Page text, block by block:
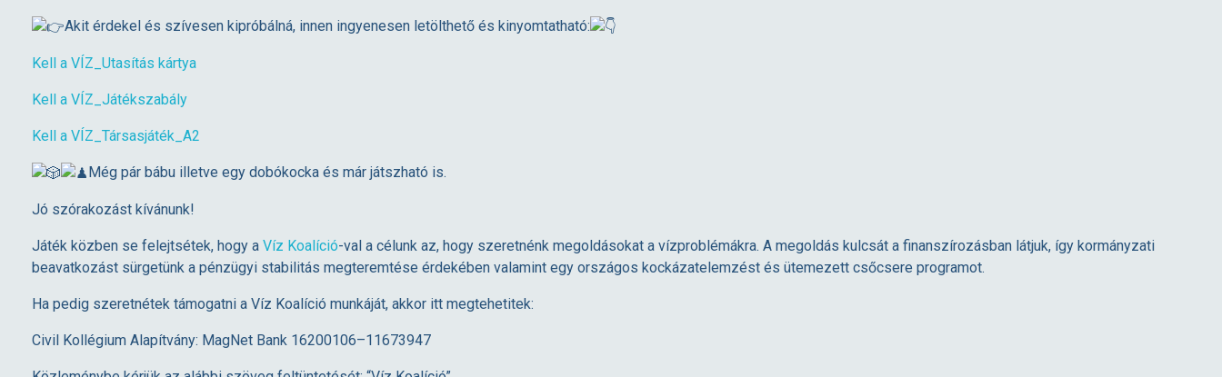
l
a
v
í
z
!
T
Akit érdekel és szívesen kipróbálná, innen ingyenesen letölthető és kinyomtatható:
Kell a VÍZ_Utasítás kártya
Kell a VÍZ_Játékszabály
Kell a VÍZ_Társasjáték_A2
Még pár bábu illetve egy dobókocka és már játszható is.
Jó szórakozást kívánunk!
Játék közben se felejtsétek, hogy a Víz Koalíció-val a célunk az, hogy szeretnénk megoldásokat a vízproblémákra. A megoldás kulcsát a finanszírozásban látjuk, így kormányzati
beavatkozást sürgetünk a pénzügyi stabilitás megteremtése érdekében valamint egy országos kockázatelemzést és ütemezett csőcsere programot.
Ha pedig szeretnétek támogatni a Víz Koalíció munkáját, akkor itt megtehetitek:
Civil Kollégium Alapítvány: MagNet Bank 16200106–11673947